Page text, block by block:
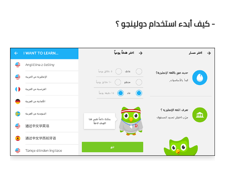
- كيف أبدء استخدام دولينجو ؟